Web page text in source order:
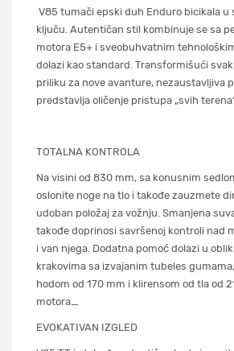
V85 tumači epski duh Enduro bicikala u
ključu. Autentičan stil kombinuje se sa
motora E5+ i sveobuhvatnim
dolazi kao standard. Transformišući
priliku za nove avanture, nezaustavljiva
predstavlja oličenje pristupa „svih
TOTALNA KONTROLA
Na visini od 830 mm, sa konusnim
oslonite noge na tlo i takođe zauzmete
udoban položaj za vožnju. Smanjena
takođe doprinosi savršenoj kontroli nad
i ​​van njega. Dodatna pomoć dolazi u
krakovima sa izvajanim tubeles
hodom od 170 mm i klirensom od tla od
motora_
EVOKATIVAN IZGLED